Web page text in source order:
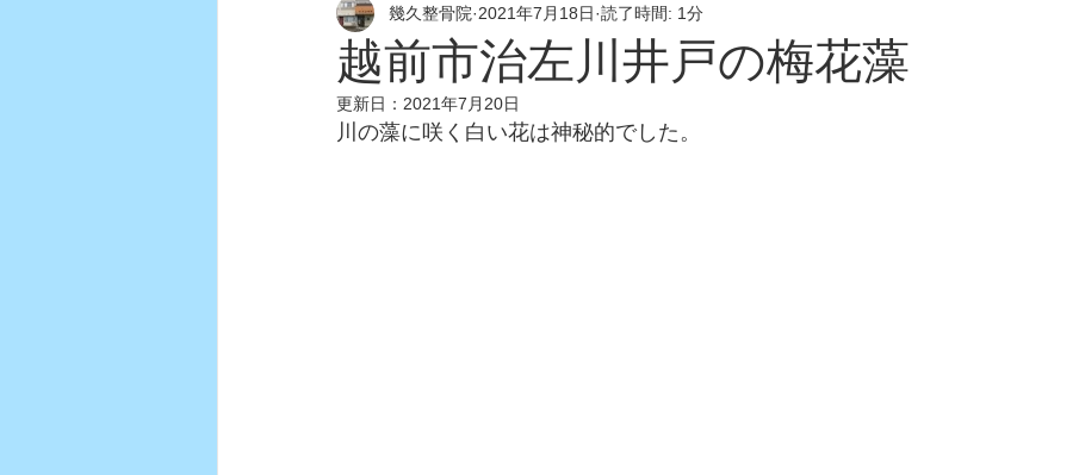
越前市治左川井戸の梅花藻
幾久整骨院 2021年7月18日 読了時間: 1分
更新日： 2021年7月20日
川の藻に咲く白い花は神秘的でした。